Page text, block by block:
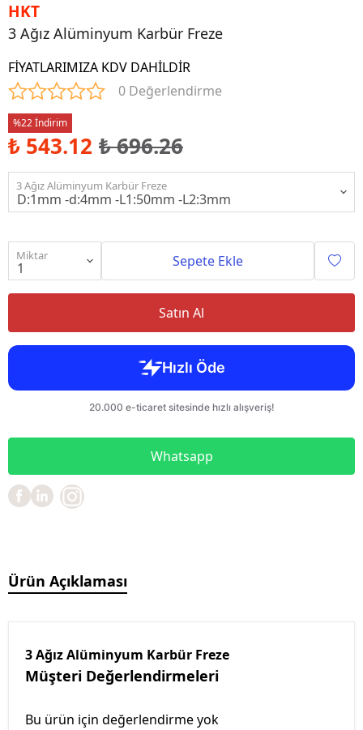
HKT
3 Ağız Alüminyum Karbür Freze
FİYATLARIMIZA KDV DAHİLDİR
0 Değerlendirme
%22 İndirim
₺ 543.12 ₺ 696.26
3 Ağız Alüminyum Karbür Freze
Miktar Sepete Ekle
Satın Al
Whatsapp
Ürün Açıklaması
3 Ağız Alüminyum Karbür Freze
Müşteri Değerlendirmeleri
Bu ürün için değerlendirme yok